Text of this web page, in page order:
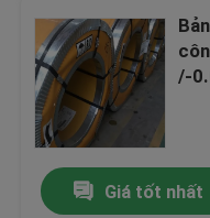
/-
Giá tốt nhất